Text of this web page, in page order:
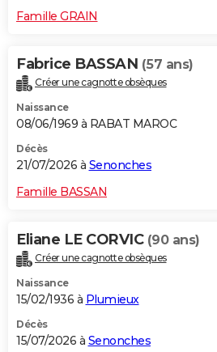
FORUM
Bricolage
Lifestyle
Culture
Auto
Television
Voyage
Cinema
Famille GRAIN
Fabrice BASSAN (57 ans)
Créer une cagnotte obsèques
Naissance
08/06/1969 à RABAT MAROC
Décès
21/07/2026 à Senonches
Famille BASSAN
Eliane LE CORVIC (90 ans)
Créer une cagnotte obsèques
Naissance
15/02/1936 à Plumieux
Décès
15/07/2026 à Senonches